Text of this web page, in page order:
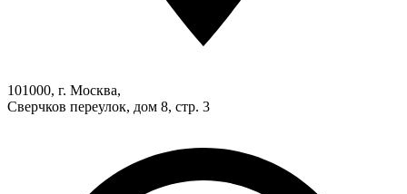
101000, г. Москва,
Сверчков переулок, дом 8, стр. 3